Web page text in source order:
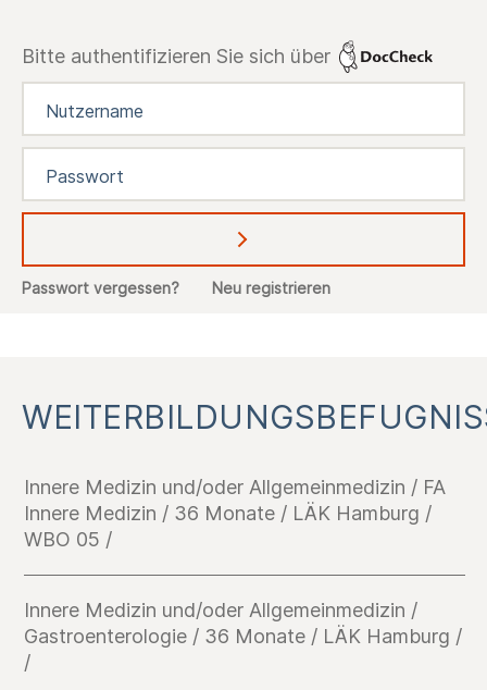
Bitte authentifizieren Sie sich über
Abschicken
Passwort vergessen? Neu registrieren
Innere Medizin und/oder Allgemeinmedizin / FA
Innere Medizin / 36 Monate / LÄK Hamburg /
WBO 05 /
Innere Medizin und/oder Allgemeinmedizin /
Gastroenterologie / 36 Monate / LÄK Hamburg /
/